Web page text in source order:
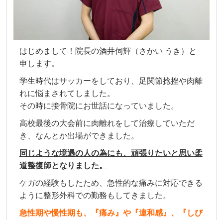
はじめまして！院長の酒井伺輝（さかい うき）と
申します。
学生時代はサッカーをしており、足関節捻挫や肉離
れに悩まされてしました。
その時に接骨院にお世話になっていました。
高校最後の大会前に肉離れをして治療していただ
き、なんとか出場ができました。
同じような境遇の人の為にも、頑張りたいと思い柔
道整復師となりました。
ケガの経験もしたため、急性的な痛みに対応できる
ように整形外科での勤務もしてきました。
急性期や慢性期も、『痛み』や『違和感』、『しび